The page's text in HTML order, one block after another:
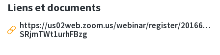
Liens et documents
https://us02web.zoom.us/webinar/register/
SRjmTWt1urhFBzg